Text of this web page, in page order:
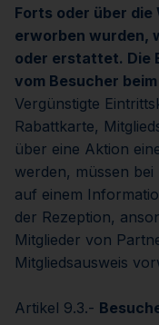
Forts oder über
erworben wurden,
oder erstattet. Die
vom Besucher
Vergünstigte
Rabattkarte,
über eine Aktion
werden, müssen
auf einem
der Rezeption,
Mitglieder von
Mitgliedsausweis
Artikel 9.3.-